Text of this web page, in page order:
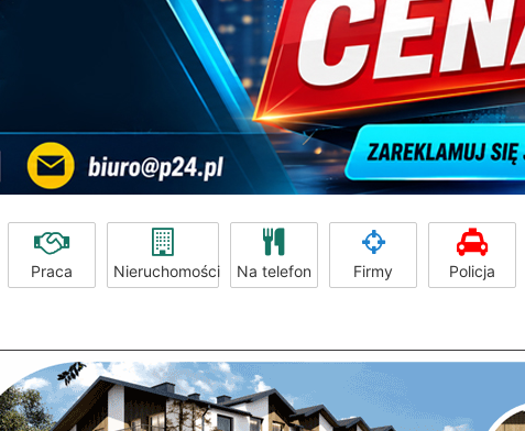
Praca Nieruchomości Na telefon Firmy Policja